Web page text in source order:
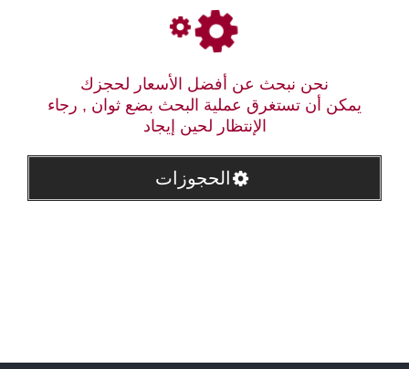
نحن نبحث عن أفضل الأسعار لحجزك
يمكن أن تستغرق عملية البحث بضع ثوان , رجاء
الإنتظار لحين إيجاد
الحجوزات